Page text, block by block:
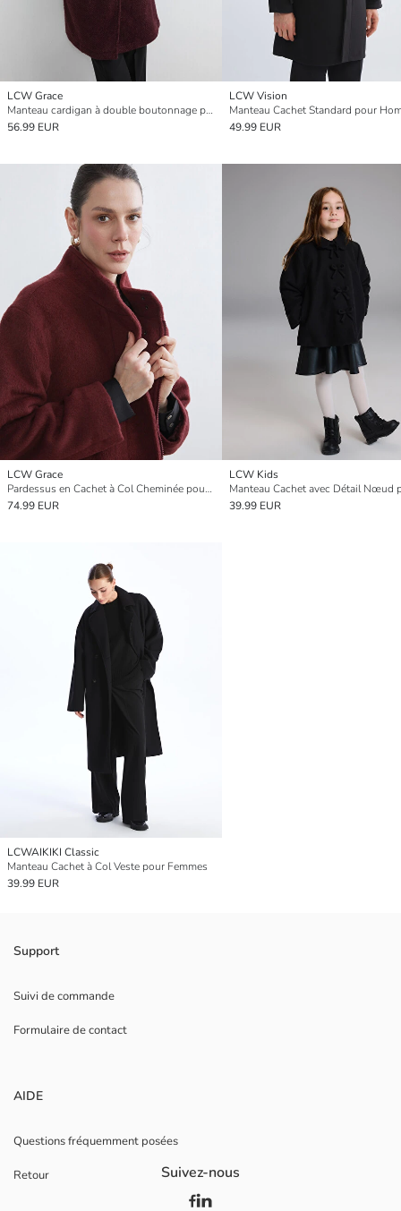
LCW Grace
Manteau cardigan à double boutonnage pour femme
56.99 EUR
LCW Vision
Manteau Cachet Standard pour
49.99 EUR
LCW Grace
Pardessus en Cachet à Col Cheminée pour Femmes
74.99 EUR
LCW Kids
39.99 EUR
LCWAIKIKI Classic
Manteau Cachet à Col Veste pour Femmes
39.99 EUR
Support
Suivi de commande
Formulaire de contact
AIDE
Questions fréquemment posées
Retour Suivez-nous